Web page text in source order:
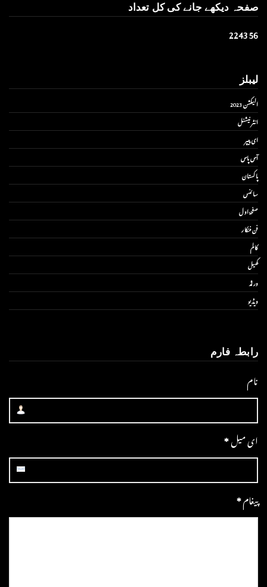
صفحہ دیکھے جانے کی کل تعداد
224356
لیبلز
الیکشن 2023
انٹر نیشنل
ای پیپر
آس پاس
پاکستان
سائنس
صفحۂ اول
فن فنکار
کالم
کھیل
ورلڈ
ویڈیو
رابطہ فارم
نام
ای میل*
پیغام*